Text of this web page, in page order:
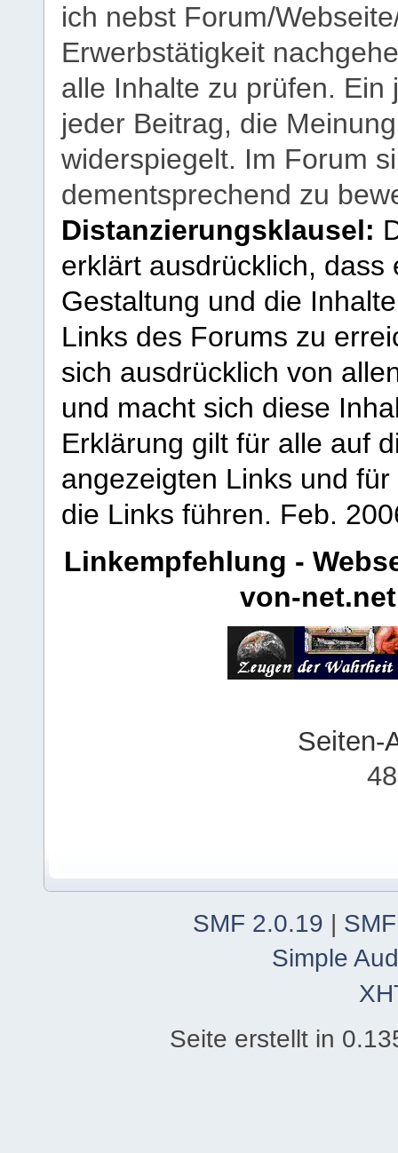
ich nebst Forum/
Erwerbstätigkeit
alle Inhalte zu prüfen.
jeder Beitrag, die
widerspiegelt. Im Forum
dementsprechend zu
Distanzierungsklausel:
erklärt ausdrücklich,
Gestaltung und die
Links des Forums zu
sich ausdrücklich von
und macht sich diese
Erklärung gilt für alle auf
angezeigten Links und
die Links führen. Feb.
Linkempfehlung -
von-net.net
Seiten-
SMF 2.0.19 |
Simple
Seite erstellt in